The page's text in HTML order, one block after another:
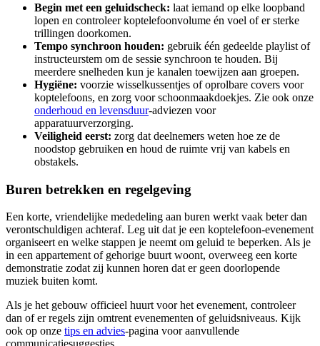
Begin met een geluidscheck: laat iemand op elke loopband
lopen en controleer koptelefoonvolume én voel of er sterke
trillingen doorkomen.
Tempo synchroon houden: gebruik één gedeelde playlist of
instructeurstem om de sessie synchroon te houden. Bij
meerdere snelheden kun je kanalen toewijzen aan groepen.
Hygiëne: voorzie wisselkussentjes of oprolbare covers voor
koptelefoons, en zorg voor schoonmaakdoekjes. Zie ook onze
onderhoud en levensduur-adviezen voor
apparatuurverzorging.
Veiligheid eerst: zorg dat deelnemers weten hoe ze de
noodstop gebruiken en houd de ruimte vrij van kabels en
obstakels.
Buren betrekken en regelgeving
Een korte, vriendelijke mededeling aan buren werkt vaak beter dan
verontschuldigen achteraf. Leg uit dat je een koptelefoon-evenement
organiseert en welke stappen je neemt om geluid te beperken. Als je
in een appartement of gehorige buurt woont, overweeg een korte
demonstratie zodat zij kunnen horen dat er geen doorlopende
muziek buiten komt.
Als je het gebouw officieel huurt voor het evenement, controleer
dan of er regels zijn omtrent evenementen of geluidsniveaus. Kijk
ook op onze tips en advies-pagina voor aanvullende